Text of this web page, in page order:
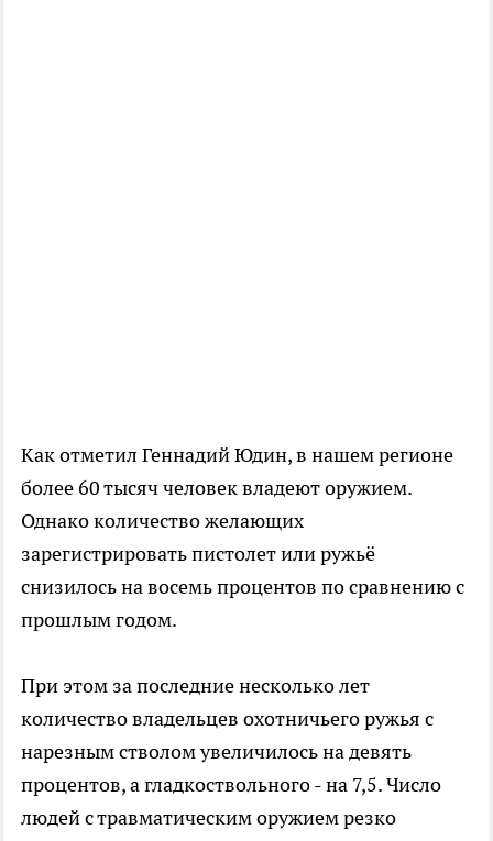
Как отметил Геннадий Юдин, в нашем регионе
более 60 тысяч человек владеют оружием.
Однако количество желающих
зарегистрировать пистолет или ружьё
снизилось на восемь процентов по сравнению с
прошлым годом.
При этом за последние несколько лет
количество владельцев охотничьего ружья с
нарезным стволом увеличилось на девять
процентов, а гладкоствольного - на 7,5. Число
людей с травматическим оружием резко